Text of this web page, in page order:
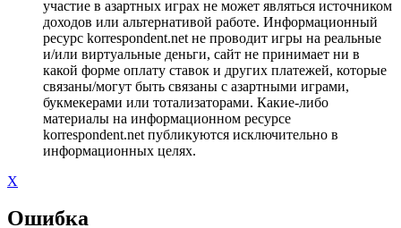
участие в азартных играх не может являться источником
доходов или альтернативой работе. Информационный
ресурс korrespondent.net не проводит игры на реальные
и/или виртуальные деньги, сайт не принимает ни в
какой форме оплату ставок и других платежей, которые
связаны/могут быть связаны с азартными играми,
букмекерами или тотализаторами. Какие-либо
материалы на информационном ресурсе
korrespondent.net публикуются исключительно в
информационных целях.
X
Ошибка